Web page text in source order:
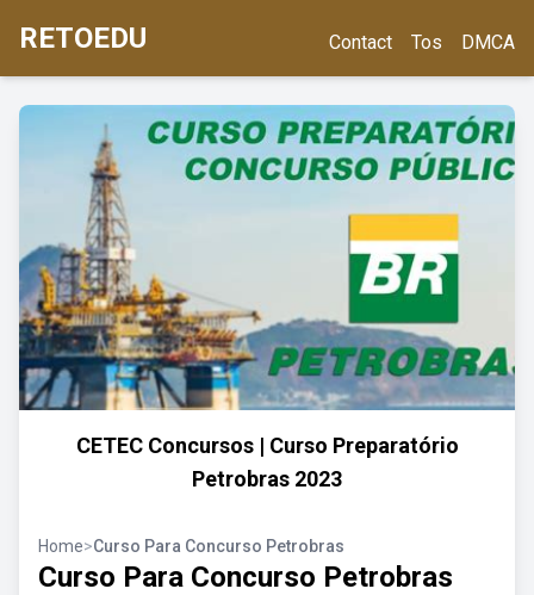
RETOEDU Contact Tos DMCA
CETEC Concursos | Curso Preparatório
Petrobras 2023
Home>Curso Para Concurso Petrobras
Curso Para Concurso Petrobras